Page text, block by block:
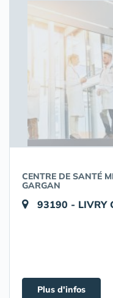
CENTRE DE SANTÉ
GARGAN
93190 - LIVRY
Plus d'infos